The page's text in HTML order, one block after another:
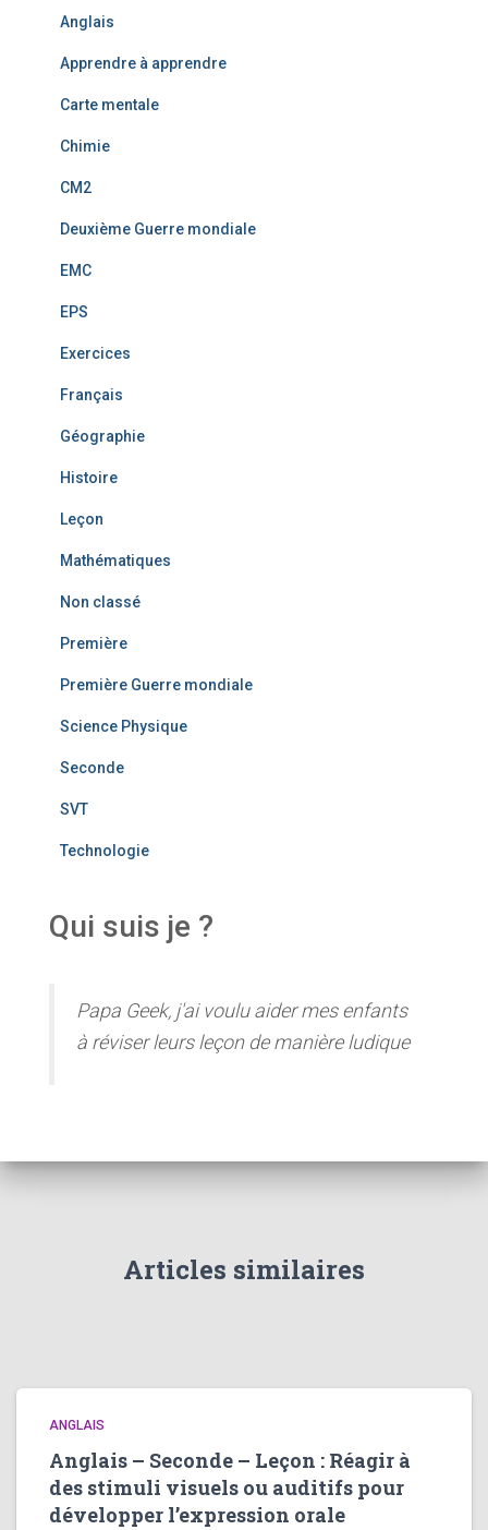
Anglais
Apprendre à apprendre
Carte mentale
Chimie
CM2
Deuxième Guerre mondiale
EMC
EPS
Exercices
Français
Géographie
Histoire
Leçon
Mathématiques
Non classé
Première
Première Guerre mondiale
Science Physique
Seconde
SVT
Technologie
Qui suis je ?
Papa Geek, j'ai voulu aider mes enfants
à réviser leurs leçon de manière ludique
Articles similaires
ANGLAIS
Anglais – Seconde – Leçon : Réagir à
des stimuli visuels ou auditifs pour
développer l’expression orale